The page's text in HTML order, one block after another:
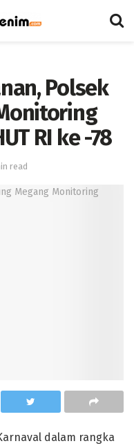
Polsek
RI ke -78
read
dalam rangka